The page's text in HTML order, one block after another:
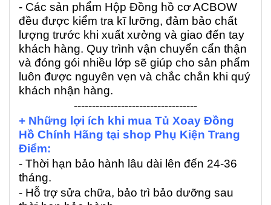
- Các sản phẩm Hộp Đồng hồ cơ ACBOW
đều được kiểm tra kĩ lưỡng, đảm bảo chất
lượng trước khi xuất xưởng và giao đến tay
khách hàng. Quy trình vận chuyển cẩn thận
và đóng gói nhiều lớp sẽ giúp cho sản phẩm
luôn được nguyên vẹn và chắc chắn khi quý
khách nhận hàng.
----------------------------------
+ Những lợi ích khi mua Tủ Xoay Đồng
Hồ Chính Hãng tại shop Phụ Kiện Trang
Điểm:
- Thời hạn bảo hành lâu dài lên đến 24-36
tháng.
- Hỗ trợ sửa chữa, bảo trì bảo dưỡng sau